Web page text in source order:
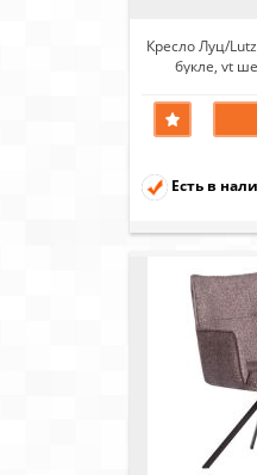
Кресло Луц/
букле, vt
Есть в